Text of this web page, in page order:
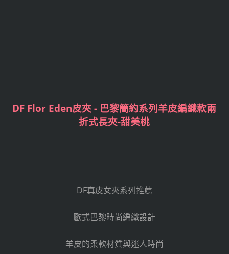
DF Flor Eden皮夾 - 巴黎簡約系列羊皮編織款兩
折式長夾-甜美桃
DF真皮女夾系列推薦
歐式巴黎時尚編織設計
羊皮的柔軟材質與迷人時尚